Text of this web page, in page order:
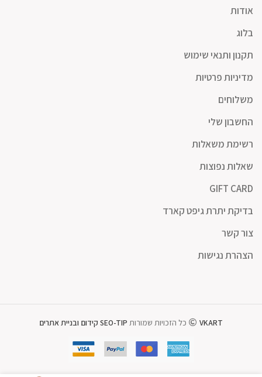
אודות
בלוג
תקנון ותנאי שימוש
מדיניות פרטיות
משלוחים
החשבון שלי
רשימת משאלות
שאלות נפוצות
GIFT CARD
בדיקת יתרת גיפט קארד
צור קשר
הצהרת נגישות
VKART כל הזכויות שמורות SEO-TIP קידום ובניית אתרים